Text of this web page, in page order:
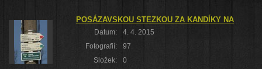
POSÁZAVSKOU STEZKOU ZA KANDÍKY NA
Datum:
4. 4. 2015
Fotografií:
97
Složek:
0